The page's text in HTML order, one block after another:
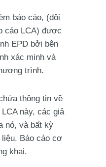
báo cáo, (đôi
cáo LCA) được
EPD bởi bên
xác minh và
trình.
thông tin về
này, các giả
nó, và bất kỳ
Báo cáo cơ
khai.